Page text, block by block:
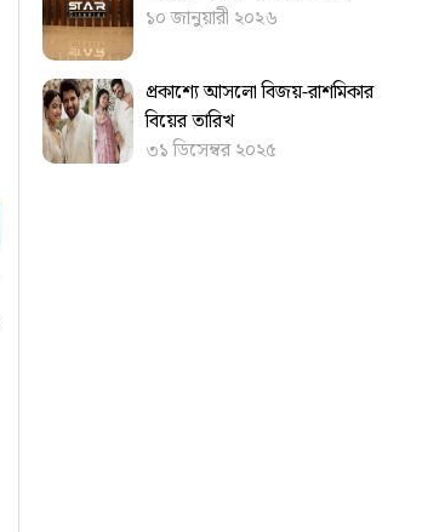
১০ জানুয়ারী ২০২৬
প্রকাশ্যে আসলো বিজয়-রাশমিকার
বিয়ের তারিখ
৩১ ডিসেম্বর ২০২৫